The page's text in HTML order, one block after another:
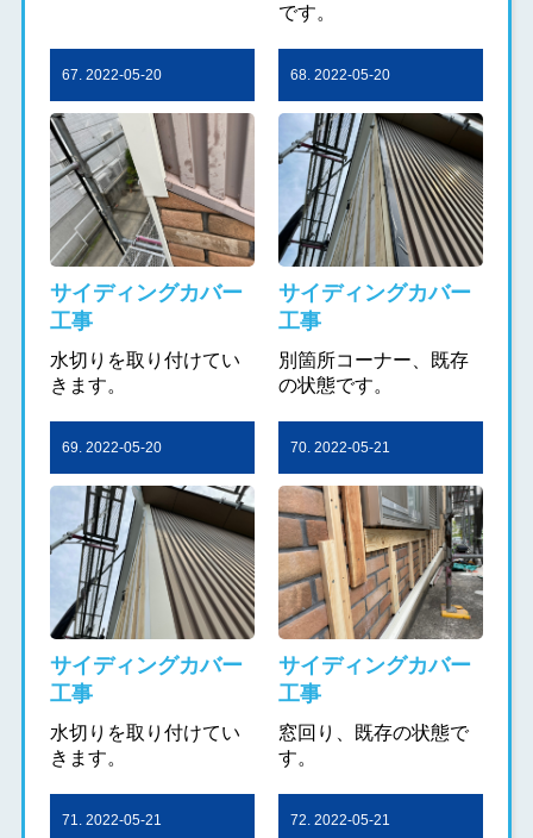
です。
67. 2022-05-20
サイディングカバー
工事
水切りを取り付けてい
きます。
68. 2022-05-20
サイディングカバー
工事
別箇所コーナー、既存
の状態です。
69. 2022-05-20
サイディングカバー
工事
水切りを取り付けてい
きます。
70. 2022-05-21
サイディングカバー
工事
窓回り、既存の状態で
す。
71. 2022-05-21 72. 2022-05-21